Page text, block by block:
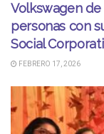
Volkswagen de
personas con
Social
FEBRERO 17, 2026